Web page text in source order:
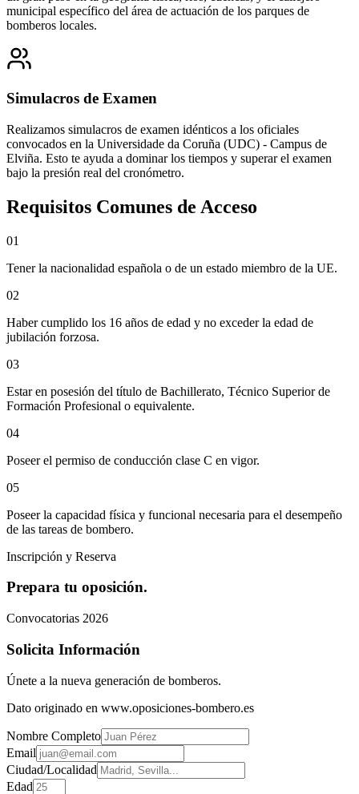
municipal específico del área de actuación de los parques de
bomberos locales.
Simulacros de Examen
Realizamos simulacros de examen idénticos a los oficiales
convocados en la Universidade da Coruña (UDC) - Campus de
Elviña. Esto te ayuda a dominar los tiempos y superar el examen
bajo la presión real del cronómetro.
Requisitos Comunes de Acceso
01
Tener la nacionalidad española o de un estado miembro de la UE.
02
Haber cumplido los 16 años de edad y no exceder la edad de
jubilación forzosa.
03
Estar en posesión del título de Bachillerato, Técnico Superior de
Formación Profesional o equivalente.
04
Poseer el permiso de conducción clase C en vigor.
05
Poseer la capacidad física y funcional necesaria para el desempeño
de las tareas de bombero.
Inscripción y Reserva
Prepara tu oposición.
Convocatorias 2026
Solicita Información
Únete a la nueva generación de bomberos.
Dato originado en www.oposiciones-bombero.es
Nombre Completo
Email
Ciudad/Localidad
Edad